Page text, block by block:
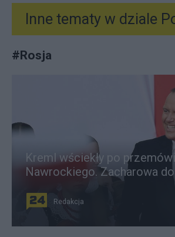
Inne tematy w dziale
#Rosja
Kreml wściekły po
Nawrockiego. Zacharowa
Redakcja